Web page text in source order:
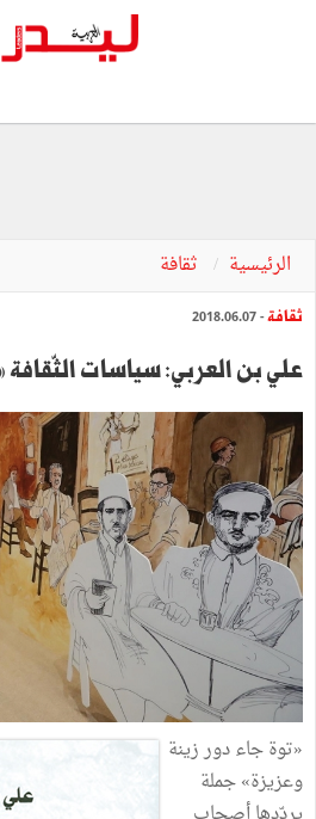
الرئيسية ثقافة
ثقافة- 2018.06.07
علي بن العربي: سياسات الثّقافة
«توة جاء دور زينة
وعزيزة» جملة